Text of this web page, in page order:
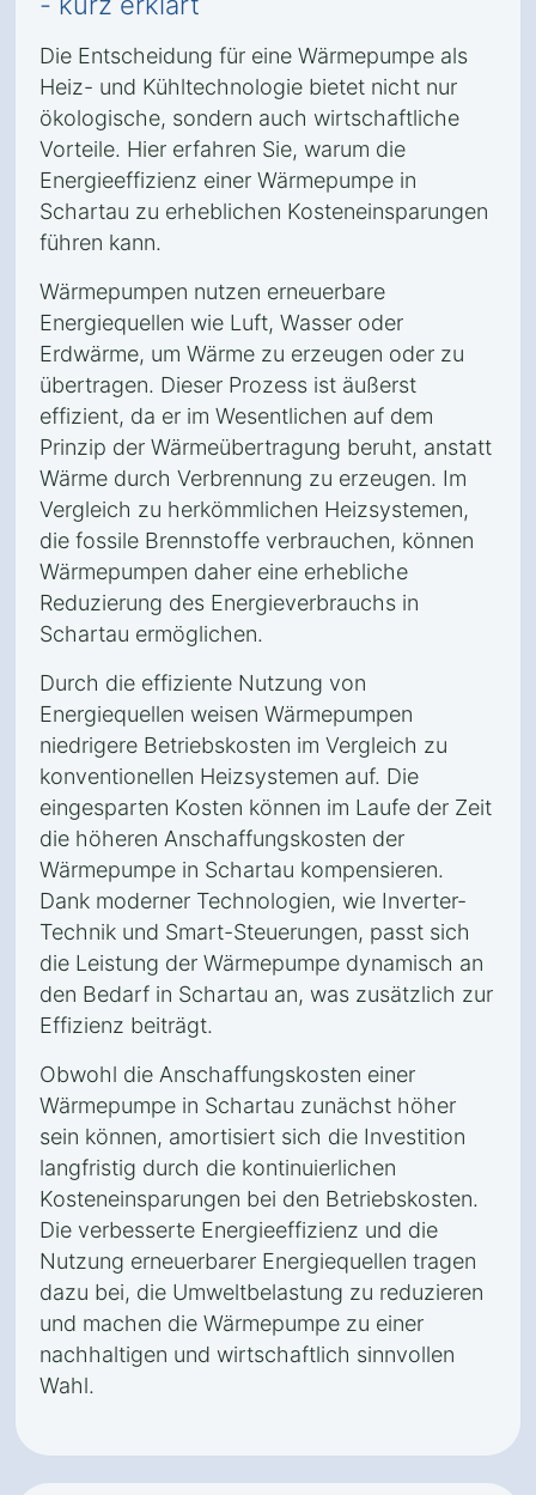
Die Entscheidung für eine Wärmepumpe als
Heiz- und Kühltechnologie bietet nicht nur
ökologische, sondern auch wirtschaftliche
Vorteile. Hier erfahren Sie, warum die
Energieeffizienz einer Wärmepumpe in
Schartau zu erheblichen Kosteneinsparungen
führen kann.
Wärmepumpen nutzen erneuerbare
Energiequellen wie Luft, Wasser oder
Erdwärme, um Wärme zu erzeugen oder zu
übertragen. Dieser Prozess ist äußerst
effizient, da er im Wesentlichen auf dem
Prinzip der Wärmeübertragung beruht, anstatt
Wärme durch Verbrennung zu erzeugen. Im
Vergleich zu herkömmlichen Heizsystemen,
die fossile Brennstoffe verbrauchen, können
Wärmepumpen daher eine erhebliche
Reduzierung des Energieverbrauchs in
Schartau ermöglichen.
Durch die effiziente Nutzung von
Energiequellen weisen Wärmepumpen
niedrigere Betriebskosten im Vergleich zu
konventionellen Heizsystemen auf. Die
eingesparten Kosten können im Laufe der Zeit
die höheren Anschaffungskosten der
Wärmepumpe in Schartau kompensieren.
Dank moderner Technologien, wie Inverter-
Technik und Smart-Steuerungen, passt sich
die Leistung der Wärmepumpe dynamisch an
den Bedarf in Schartau an, was zusätzlich zur
Effizienz beiträgt.
Obwohl die Anschaffungskosten einer
Wärmepumpe in Schartau zunächst höher
sein können, amortisiert sich die Investition
langfristig durch die kontinuierlichen
Kosteneinsparungen bei den Betriebskosten.
Die verbesserte Energieeffizienz und die
Nutzung erneuerbarer Energiequellen tragen
dazu bei, die Umweltbelastung zu reduzieren
und machen die Wärmepumpe zu einer
nachhaltigen und wirtschaftlich sinnvollen
Wahl.